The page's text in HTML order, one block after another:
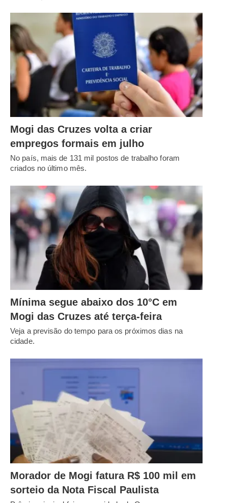
Mogi das Cruzes volta a criar
empregos formais em julho
No país, mais de 131 mil postos de trabalho foram
criados no último mês.
Mínima segue abaixo dos 10°C em
Mogi das Cruzes até terça-feira
Veja a previsão do tempo para os próximos dias na
cidade.
Morador de Mogi fatura R$ 100 mil em
sorteio da Nota Fiscal Paulista